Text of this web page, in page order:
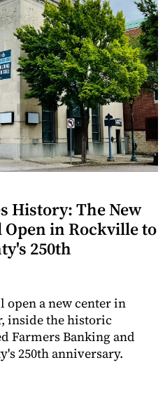
History: The New
in Rockville to
250th
a new center in
inside the historic
Farmers Banking and
250th anniversary.